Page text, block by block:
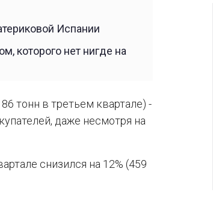
Испании
которого нет нигде на
тонн в третьем квартале) -
даже несмотря на
снизился на 12% (459